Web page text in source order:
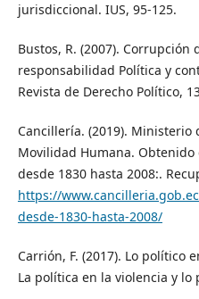
jurisdiccional. IUS, 95-125.
Bustos, R. (2007). Corrupción
responsabilidad Política y
Revista de Derecho Político,
Cancillería. (2019). Ministerio
Movilidad Humana.
desde 1830 hasta 2008:.
https://
desde-1830-hasta-2008/
Carrión, F. (2017). Lo político
La política en la violencia y